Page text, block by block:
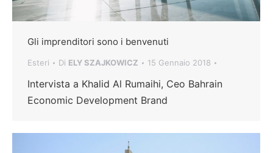
Gli imprenditori sono i benvenuti
Esteri Di ELY SZAJKOWICZ 15 Gennaio 2018
Intervista a Khalid Al Rumaihi, Ceo Bahrain
Economic Development Brand